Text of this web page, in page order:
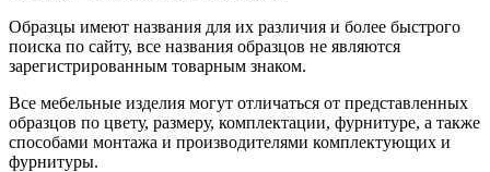
Образцы имеют названия для их различия и более быстрого
поиска по сайту, все названия образцов не являются
зарегистрированным товарным знаком.
Все мебельные изделия могут отличаться от представленных
образцов по цвету, размеру, комплектации, фурнитуре, а также
способами монтажа и производителями комплектующих и
фурнитуры.